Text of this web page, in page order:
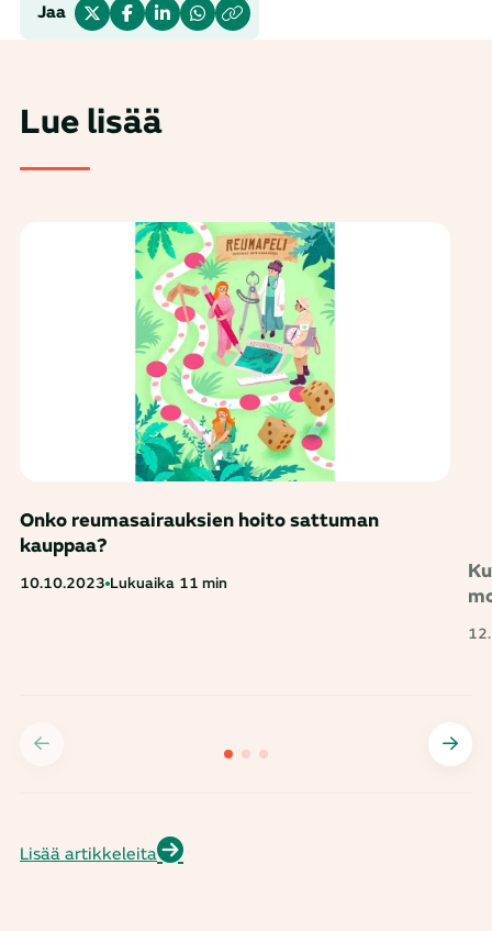
Jaa
Lue lisää
Onko reumasairauksien hoito sattuman
kauppaa?
10.10.2023 Lukuaika 11 min
Lisää artikkeleita